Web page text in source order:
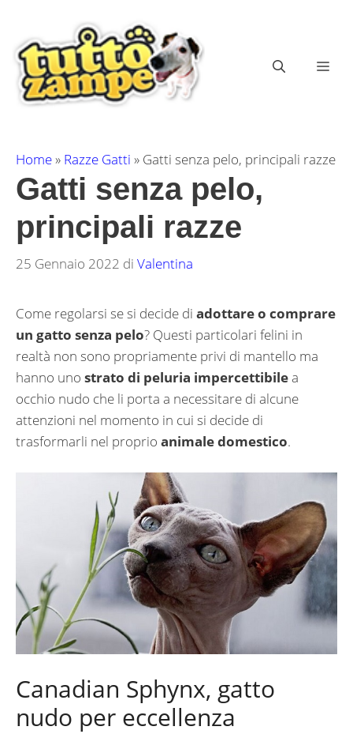
contenuto
Home» Razze Gatti » Gatti senza pelo, principali razze
Gatti senza pelo,
principali razze
25 Gennaio 2022 di Valentina
Come regolarsi se si decide di adottare o comprare
un gatto senza pelo? Questi particolari felini in
realtà non sono propriamente privi di mantello ma
hanno uno strato di peluria impercettibilea
occhio nudo che li porta a necessitare di alcune
attenzioni nel momento in cui si decide di
trasformarli nel proprio animale domestico.
Canadian Sphynx, gatto
nudo per eccellenza